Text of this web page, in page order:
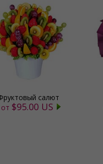
салют
от $95.00 US